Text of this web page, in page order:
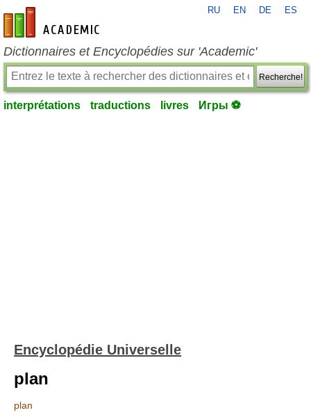
fr-academic.com
RU EN DE ES
Dictionnaires et Encyclopédies sur 'Academic'
Recherche!
interprétations traductions livres Игры ⚽
Encyclopédie Universelle
plan
plan